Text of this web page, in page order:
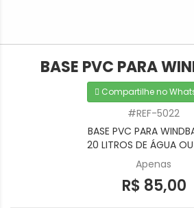
BASE PVC PARA
Compartilhe no
#REF-5022
BASE PVC PARA
20 LITROS DE ÁGUA OU
Apenas
R$ 85,00